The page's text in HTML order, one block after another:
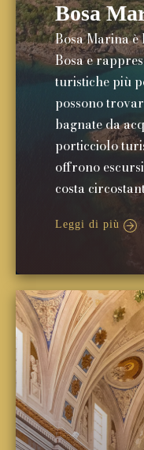
Bosa
Bosa Marina
Bosa e
turistiche più
possono
bagnate da
porticciolo
offrono
costa
Leggi di più